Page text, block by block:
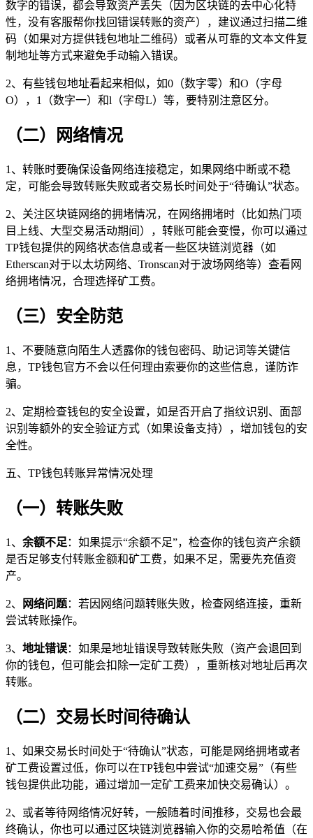
数字的错误，都会导致资产丢失（因为区块链的去中心化特
性，没有客服帮你找回错误转账的资产），建议通过扫描二维
码（如果对方提供钱包地址二维码）或者从可靠的文本文件复
制地址等方式来避免手动输入错误。
2、有些钱包地址看起来相似，如0（数字零）和O（字母
O），1（数字一）和l（字母L）等，要特别注意区分。
（二）网络情况
1、转账时要确保设备网络连接稳定，如果网络中断或不稳
定，可能会导致转账失败或者交易长时间处于“待确认”状态。
2、关注区块链网络的拥堵情况，在网络拥堵时（比如热门项
目上线、大型交易活动期间），转账可能会变慢，你可以通过
TP钱包提供的网络状态信息或者一些区块链浏览器（如
Etherscan对于以太坊网络、Tronscan对于波场网络等）查看网
络拥堵情况，合理选择矿工费。
（三）安全防范
1、不要随意向陌生人透露你的钱包密码、助记词等关键信
息，TP钱包官方不会以任何理由索要你的这些信息，谨防诈
骗。
2、定期检查钱包的安全设置，如是否开启了指纹识别、面部
识别等额外的安全验证方式（如果设备支持），增加钱包的安
全性。
五、TP钱包转账异常情况处理
（一）转账失败
1、 余额不足 ：如果提示“余额不足”，检查你的钱包资产余额
是否足够支付转账金额和矿工费，如果不足，需要先充值资
产。
2、 网络问题：若因网络问题转账失败，检查网络连接，重新
尝试转账操作。
3、 地址错误：如果是地址错误导致转账失败（资产会退回到
你的钱包，但可能会扣除一定矿工费），重新核对地址后再次
转账。
（二）交易长时间待确认
1、如果交易长时间处于“待确认”状态，可能是网络拥堵或者
矿工费设置过低，你可以在TP钱包中尝试“加速交易”（有些
钱包提供此功能，通过增加一定矿工费来加快交易确认）。
2、或者等待网络情况好转，一般随着时间推移，交易也会最
终确认，你也可以通过区块链浏览器输入你的交易哈希值（在